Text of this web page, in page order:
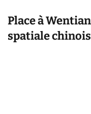
Place à
spatiale